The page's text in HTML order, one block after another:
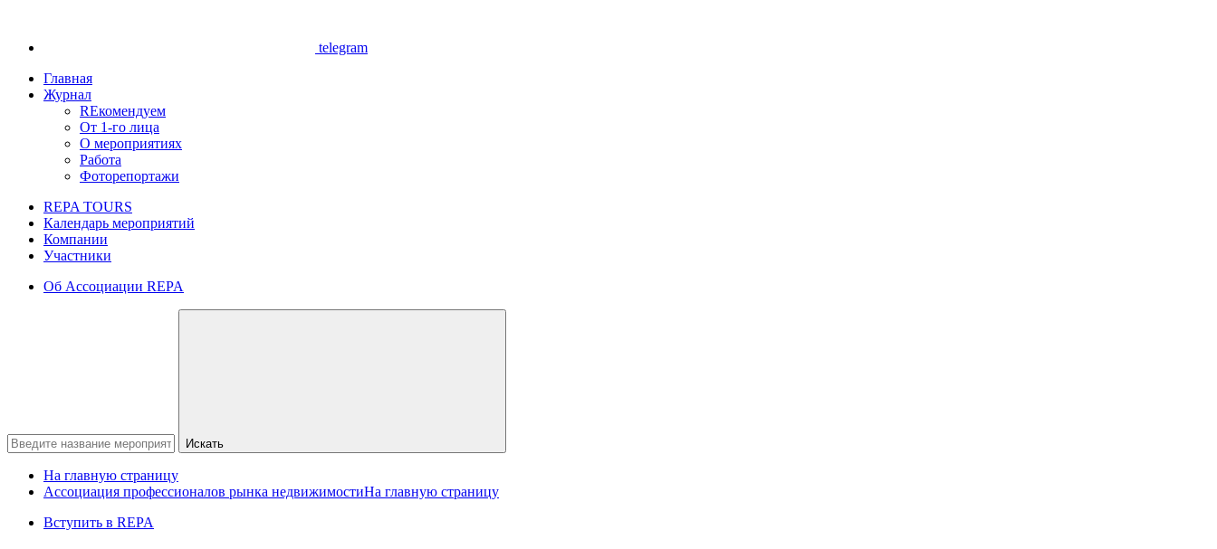
telegram
Главная
Журнал
REкомендуем
От 1-го лица
О мероприятиях
Работа
Фоторепортажи
REPA TOURS
Календарь мероприятий
Компании
Участники
Об Ассоциации REPA
Искать
На главную страницу
Ассоциация профессионалов рынка недвижимостиНа главную страницу
Вступить в REPA